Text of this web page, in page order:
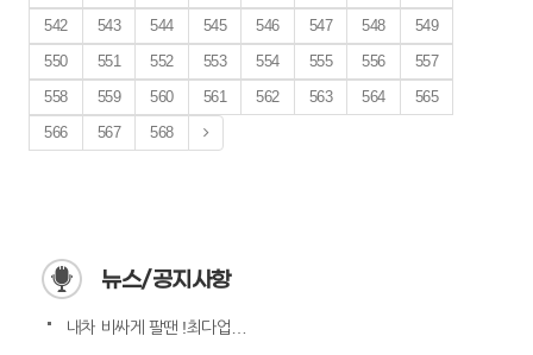
542
543 544 545 546 547 548
549
550
551 552 553 554 555 556
557
558
559 560 561 562 563 564
565
566
567 568
뉴스/공지사항